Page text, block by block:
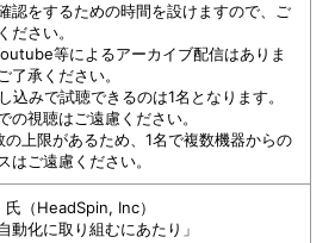
認をするための時間を設けますので、ご
ださい。
等によるアーカイブ配信はありま
了承ください。
込みで試聴できるのは1名となります。
の視聴はご遠慮ください。
の上限があるため、1名で複数機器からの
はご遠慮ください。
（HeadSpin, Inc）
動化に取り組むにあたり」